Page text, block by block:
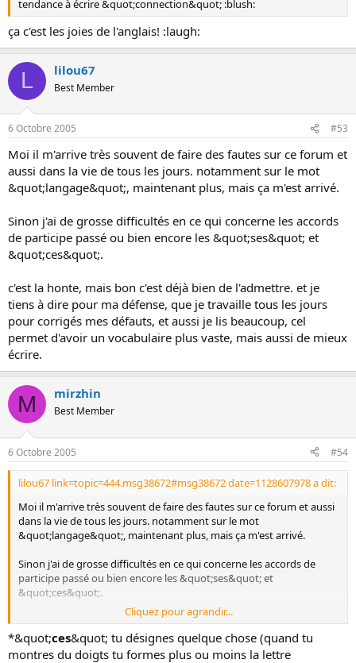
tendance à écrire &quot;connection&quot; :blush:
ça c'est les joies de l'anglais! :laugh:
L lilou67
Best Member
6 Octobre 2005 #53
Moi il m'arrive très souvent de faire des fautes sur ce forum et
aussi dans la vie de tous les jours. notamment sur le mot
&quot;langage&quot;, maintenant plus, mais ça m'est arrivé.
Sinon j'ai de grosse difficultés en ce qui concerne les accords
de participe passé ou bien encore les &quot;ses&quot; et
&quot;ces&quot;.
c'est la honte, mais bon c'est déjà bien de l'admettre. et je
tiens à dire pour ma défense, que je travaille tous les jours
pour corrigés mes défauts, et aussi je lis beaucoup, cel
permet d'avoir un vocabulaire plus vaste, mais aussi de mieux
écrire.
M mirzhin
Best Member
6 Octobre 2005 #54
lilou67 link=topic=444.msg38672#msg38672 date=1128607978 a dit:
Moi il m'arrive très souvent de faire des fautes sur ce forum et aussi
dans la vie de tous les jours. notamment sur le mot
&quot;langage&quot;, maintenant plus, mais ça m'est arrivé.
Sinon j'ai de grosse difficultés en ce qui concerne les accords de
participe passé ou bien encore les &quot;ses&quot; et
&quot;ces&quot;.
c'est la honte, mais bon c'est déjà bien de l'admettre. et je tiens à
dire pour ma défense, que je travaille tous les jours pour corrig
mes défauts, et aussi je lis beaucoup, cel permet d'avoir un
Cliquez pour agrandir...
*&quot;ces&quot; tu désignes quelque chose (quand tu
montres du doigts tu formes plus ou moins la lettre